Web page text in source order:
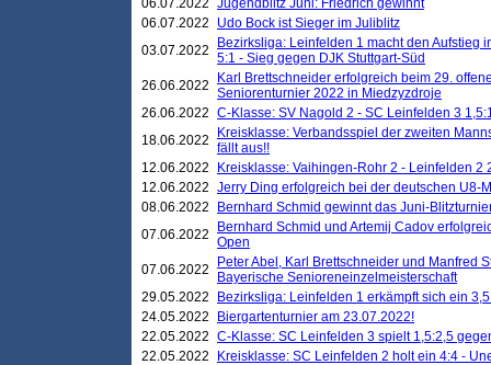
06.07.2022 Jugendblitz Juni: Friedrich gewinnt
06.07.2022
Udo Bock ist Sieger im Juliblitz
03.07.2022
Bezirksliga: Leinfelden 1 macht den Aufstieg
5:1 - Sieg gegen DJK Stuttgart-Süd
26.06.2022
Karl Brettschneider erfolgreich beim 29.
Seniorenturnier 2022 in Miedzyzdroje
26.06.2022 C-Klasse: SV Nagold 2 - SC Leinfelden 3
18.06.2022
Kreisklasse: Verbandsspiel der zweiten
fällt aus!!
12.06.2022
Kreisklasse: Vaihingen-Rohr 2 - Leinfelden 2
12.06.2022 Jerry Ding erfolgreich bei der deutschen U8-
08.06.2022
Bernhard Schmid gewinnt das Juni-
07.06.2022
Bernhard Schmid und Artemij Cadov
Open
07.06.2022
Peter Abel, Karl Brettschneider und Manfred
Bayerische Senioreneinzelmeisterschaft
29.05.2022
Bezirksliga: Leinfelden 1 erkämpft sich ein
24.05.2022
Biergartenturnier am 23.07.2022!
22.05.2022 C-Klasse: SC Leinfelden 3 spielt 1,5:2,5
22.05.2022
Kreisklasse: SC Leinfelden 2 holt ein 4:4 -